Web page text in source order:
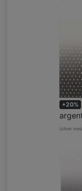
+20%
(silver